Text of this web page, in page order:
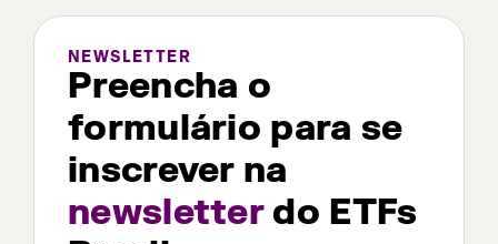
NEWSLETTER
Preencha o
formulário para se
inscrever na
newsletterdo ETFs